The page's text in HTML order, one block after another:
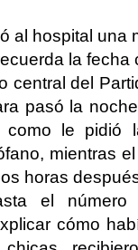
al hospital
la
central del
pasó la
como le
mientras
horas
el
cómo